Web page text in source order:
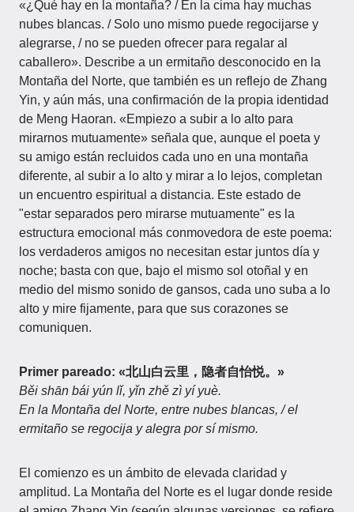
«¿Qué hay en la montaña? / En la cima hay muchas
nubes blancas. / Solo uno mismo puede regocijarse y
alegrarse, / no se pueden ofrecer para regalar al
caballero». Describe a un ermitaño desconocido en la
Montaña del Norte, que también es un reflejo de Zhang
Yin, y aún más, una confirmación de la propia identidad
de Meng Haoran. «Empiezo a subir a lo alto para
mirarnos mutuamente» señala que, aunque el poeta y
su amigo están recluidos cada uno en una montaña
diferente, al subir a lo alto y mirar a lo lejos, completan
un encuentro espiritual a distancia. Este estado de
"estar separados pero mirarse mutuamente" es la
estructura emocional más conmovedora de este poema:
los verdaderos amigos no necesitan estar juntos día y
noche; basta con que, bajo el mismo sol otoñal y en
medio del mismo sonido de gansos, cada uno suba a lo
alto y mire fijamente, para que sus corazones se
comuniquen.
Primer pareado: «北山白云里，隐者自怡悦。»
Běi shān bái yún lǐ, yǐn zhě zì yí yuè.
En la Montaña del Norte, entre nubes blancas, / el
ermitaño se regocija y alegra por sí mismo.
El comienzo es un ámbito de elevada claridad y
amplitud. La Montaña del Norte es el lugar donde reside